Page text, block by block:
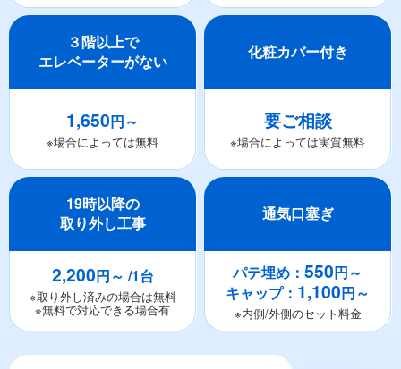
３階以上で
エレベーターがない
1,650円～
※場合によっては無料
化粧カバー付き
要ご相談
※場合によっては実質無料
19時以降の
取り外し工事
2,200円～ /1台
※取り外し済みの場合は無料
※無料で対応できる場合有
通気口塞ぎ
パテ埋め：550円～
キャップ： 1,100円～
※内側/外側のセット料金